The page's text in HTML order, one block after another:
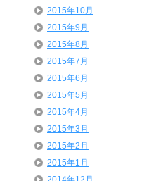
2015年10月
2015年9月
2015年8月
2015年7月
2015年6月
2015年5月
2015年4月
2015年3月
2015年2月
2015年1月